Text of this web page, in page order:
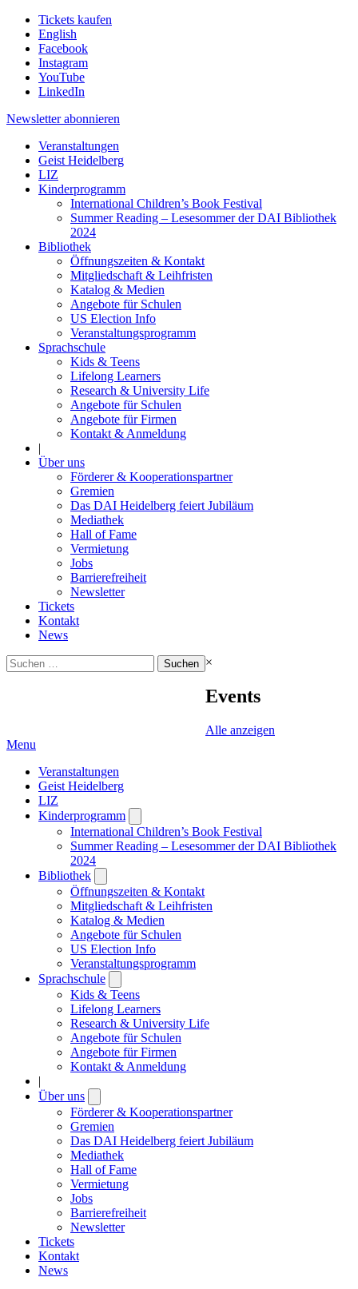
Tickets kaufen
English
Facebook
Instagram
YouTube
LinkedIn
Newsletter abonnieren
Veranstaltungen
Geist Heidelberg
LIZ
Kinderprogramm
International Children’s Book Festival
Summer Reading – Lesesommer der DAI Bibliothek
2024
Bibliothek
Öffnungszeiten & Kontakt
Mitgliedschaft & Leihfristen
Katalog & Medien
Angebote für Schulen
US Election Info
Veranstaltungsprogramm
Sprachschule
Kids & Teens
Lifelong Learners
Research & University Life
Angebote für Schulen
Angebote für Firmen
Kontakt & Anmeldung
|
Über uns
Förderer & Kooperationspartner
Gremien
Das DAI Heidelberg feiert Jubiläum
Mediathek
Hall of Fame
Vermietung
Jobs
Barrierefreiheit
Newsletter
Tickets
Kontakt
News
Suchen
nach:
×
Events
Alle anzeigen
Menu
Veranstaltungen
Geist Heidelberg
LIZ
Kinderprogramm
submenu
International Children’s Book Festival
Summer Reading – Lesesommer der DAI Bibliothek
2024
Bibliothek
submenu
Öffnungszeiten & Kontakt
Mitgliedschaft & Leihfristen
Katalog & Medien
Angebote für Schulen
US Election Info
Veranstaltungsprogramm
Sprachschule
submenu
Kids & Teens
Lifelong Learners
Research & University Life
Angebote für Schulen
Angebote für Firmen
Kontakt & Anmeldung
|
Über uns
submenu
Förderer & Kooperationspartner
Gremien
Das DAI Heidelberg feiert Jubiläum
Mediathek
Hall of Fame
Vermietung
Jobs
Barrierefreiheit
Newsletter
Tickets
Kontakt
News